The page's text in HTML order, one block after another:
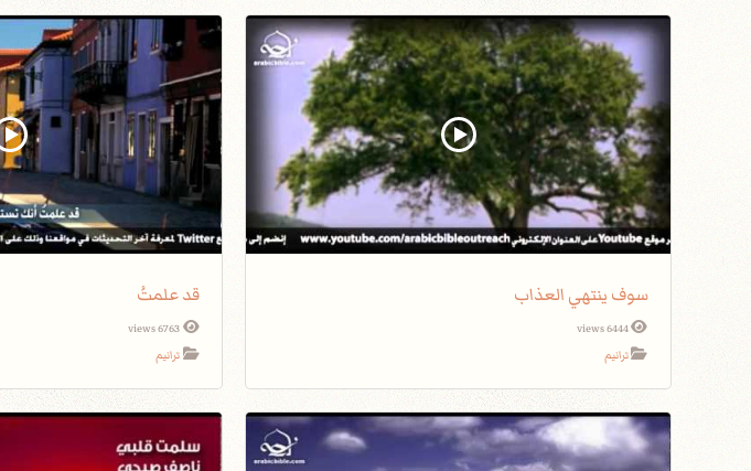
سوف ينتهي العذاب
6444 views
ترانيم
قد علمتُ
ترانيم